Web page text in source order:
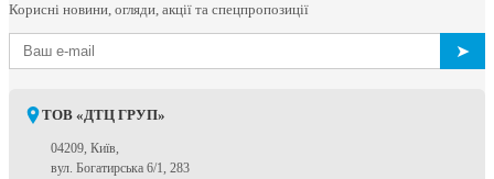
Корисні новини, огляди, акції та спецпропозиції
➤
ТОВ «ДТЦ ГРУП»
04209, Київ,
вул. Богатирська 6/1, 283